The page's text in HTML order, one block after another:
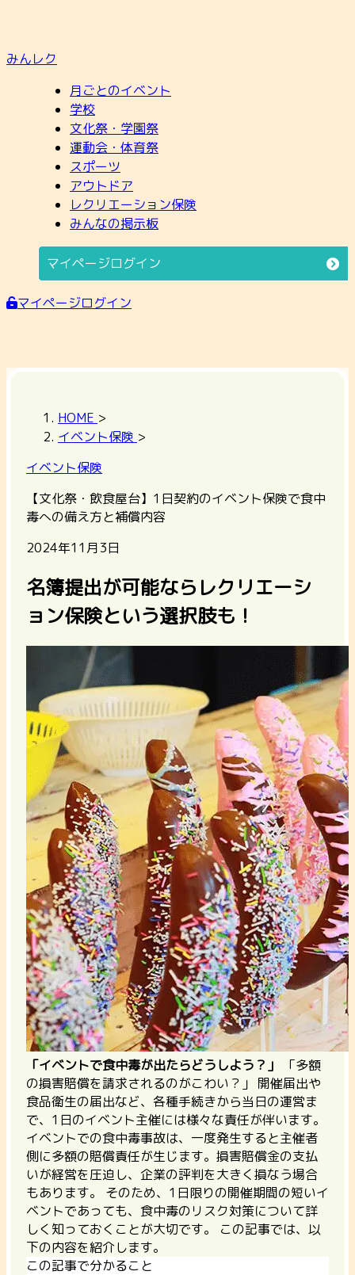
みんレク
月ごとのイベント
学校
文化祭・学園祭
運動会・体育祭
スポーツ
アウトドア
レクリエーション保険
みんなの掲示板
マイページログイン
マイページログイン
HOME >
イベント保険 >
イベント保険
【文化祭・飲食屋台】1日契約のイベント保険で食中
毒への備え方と補償内容
2024年11月3日
名簿提出が可能ならレクリエーシ
ョン保険という選択肢も！
「イベントで食中毒が出たらどうしよう？」
「多額
の損害賠償を請求されるのがこわい？」 開催届出や
食品衛生の届出など、各種手続きから当日の運営ま
で、1日のイベント主催には様々な責任が伴います。
イベントでの食中毒事故は、一度発生すると主催者
側に多額の賠償責任が生じます。損害賠償金の支払
いが経営を圧迫し、企業の評判を大きく損なう場合
もあります。 そのため、1日限りの開催期間の短いイ
ベントであっても、食中毒のリスク対策について詳
しく知っておくことが大切です。 この記事では、以
下の内容を紹介します。
この記事で分かること